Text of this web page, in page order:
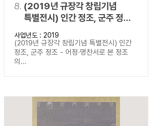
8. (2019년 규장각 창립기념
특별전시) 인간 정조, 군주 정조 -
어정·명찬서로 본 정조의 삶과
이상
사업년도 : 2019
(2019년 규장각 창립기념 특별전시) 인간
정조, 군주 정조 - 어정·명찬서로 본 정조
의...